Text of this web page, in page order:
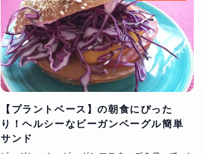
【プラントベース】の朝食にぴった
り！ヘルシーなビーガンベーグル簡単
サンド